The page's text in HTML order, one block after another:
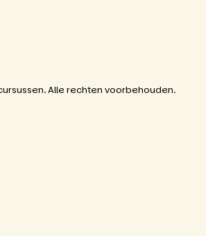
Alle rechten voorbehouden.